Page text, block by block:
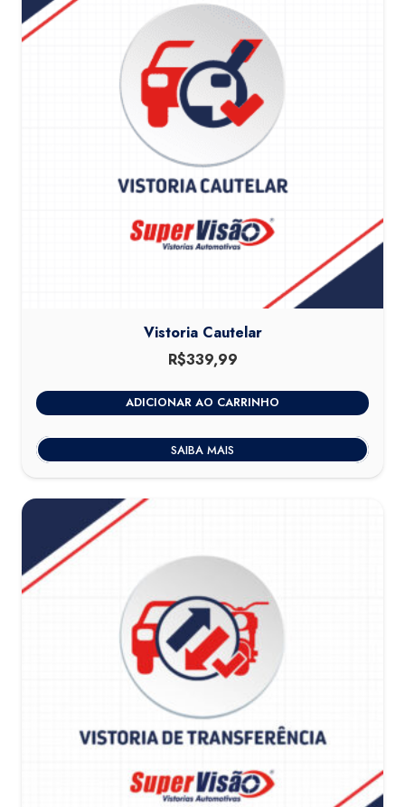
Vistoria Cautelar
R$339,99
ADICIONAR AO CARRINHO
SAIBA MAIS